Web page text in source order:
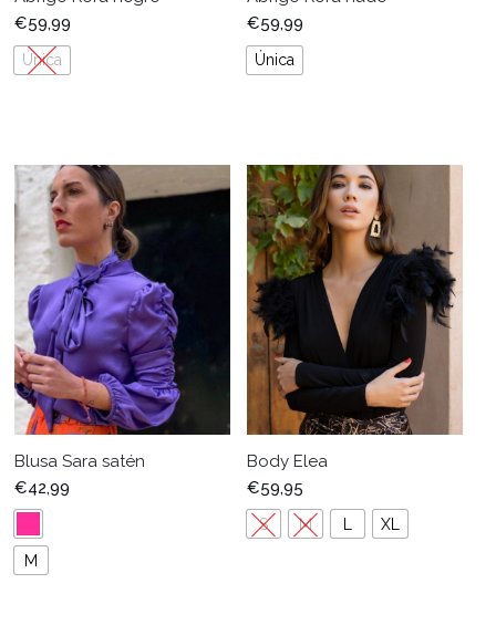
€59,99
Única
€59,99
Única
Blusa Sara satén
€42,99
M
Body Elea
€59,95
S M XL